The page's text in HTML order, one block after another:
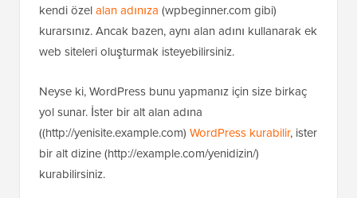
kendi özelalan adınıza (wpbeginner.com gibi)
kurarsınız. Ancak bazen, aynı alan adını kullanarak ek
web siteleri oluşturmak isteyebilirsiniz.
Neyse ki, WordPress bunu yapmanız için size birkaç
yol sunar. İster bir alt alan adına
((http://yenisite.example.com) WordPress kurabilir, ister
bir alt dizine (http://example.com/yenidizin/)
kurabilirsiniz.